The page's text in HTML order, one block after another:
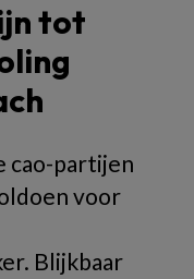
tot
cao-partijen
voor
Blijkbaar